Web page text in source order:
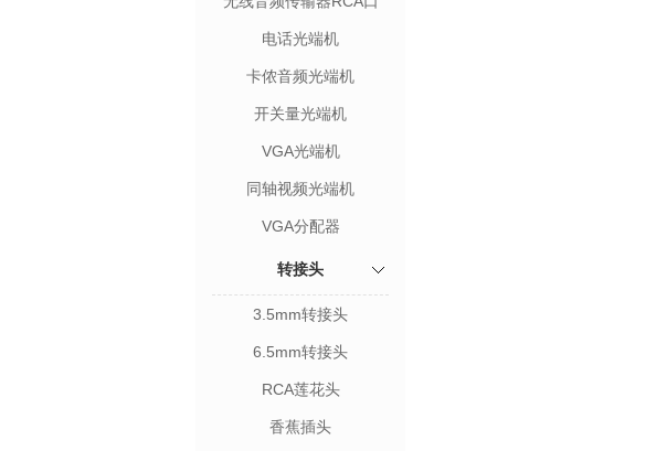
电话光端机
卡侬音频光端机
开关量光端机
VGA光端机
同轴视频光端机
VGA分配器
转接头
3.5mm转接头
6.5mm转接头
RCA莲花头
香蕉插头